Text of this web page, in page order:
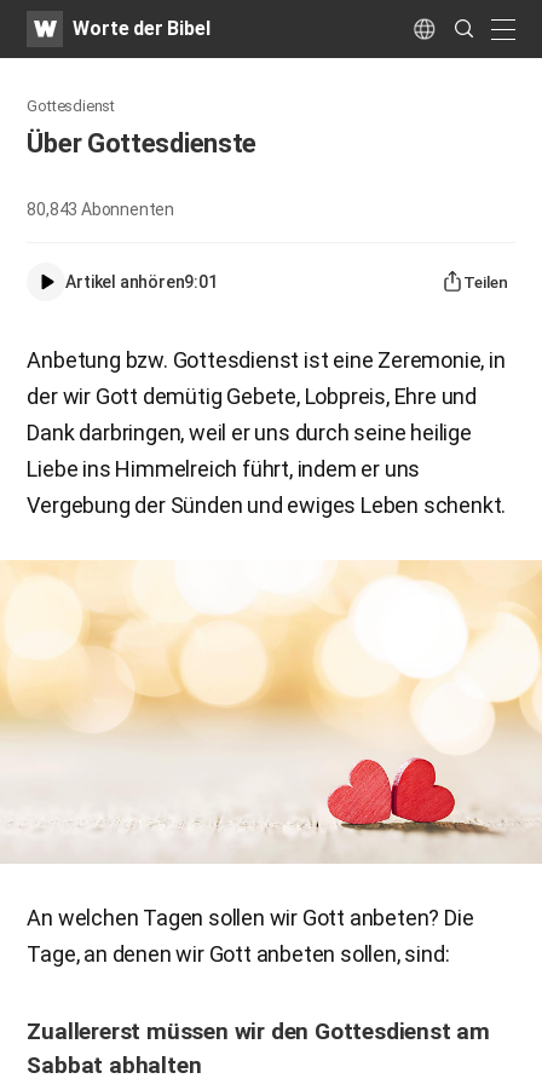
WATVWorte der Bibel Language
Search
Submit
Gottesdienst
Über Gottesdienste
80,843Abonnenten
Artikel anhören9:01 Teilen
Anbetung bzw. Gottesdienst ist eine Zeremonie, in
der wir Gott demütig Gebete, Lobpreis, Ehre und
Dank darbringen, weil er uns durch seine heilige
Liebe ins Himmelreich führt, indem er uns
Vergebung der Sünden und ewiges Leben schenkt.
An welchen Tagen sollen wir Gott anbeten? Die
Tage, an denen wir Gott anbeten sollen, sind:
Zuallererst müssen wir den Gottesdienst am
Sabbat abhalten